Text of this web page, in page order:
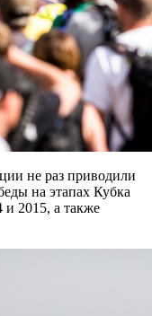
не раз приводили
на этапах Кубка
2015, а также